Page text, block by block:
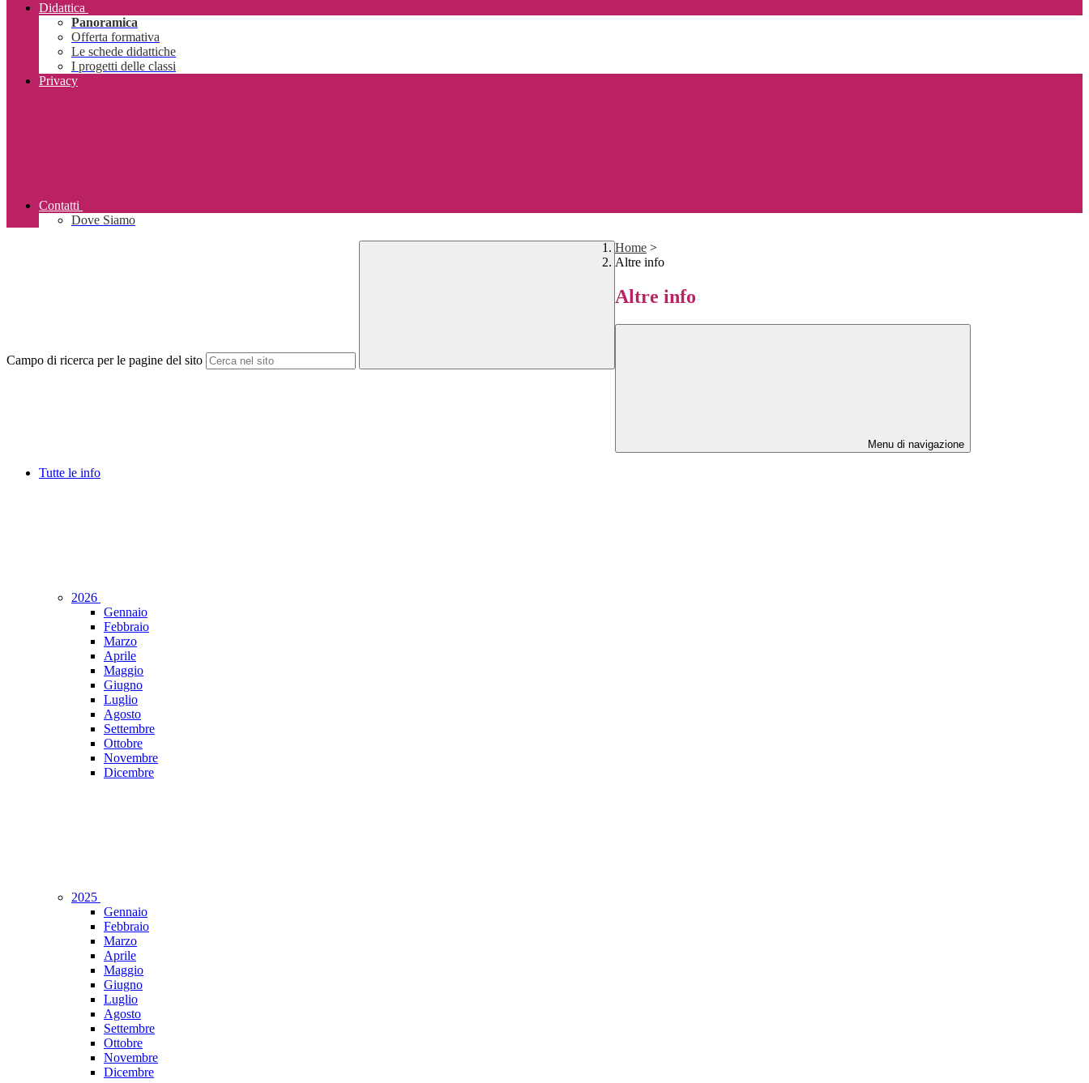
Didattica
Panoramica
Offerta formativa
Le schede didattiche
I progetti delle classi
Privacy
Contatti
Dove Siamo
Campo di ricerca per le pagine del sito
Home >
Altre info
Altre info
Menu di navigazione
Tutte le info
2026
Gennaio
Febbraio
Marzo
Aprile
Maggio
Giugno
Luglio
Agosto
Settembre
Ottobre
Novembre
Dicembre
2025
Gennaio
Febbraio
Marzo
Aprile
Maggio
Giugno
Luglio
Agosto
Settembre
Ottobre
Novembre
Dicembre